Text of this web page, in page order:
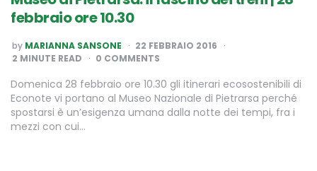
febbraio ore 10.30
POSTED
BY
by MARIANNA SANSONE
22 FEBBRAIO 2016
2 MINUTE READ 0 COMMENTS
Domenica 28 febbraio ore 10.30 gli itinerari ecosostenibili di
Econote vi portano al Museo Nazionale di Pietrarsa perché
spostarsi è un’esigenza umana dalla notte dei tempi, fra i
mezzi con cui…